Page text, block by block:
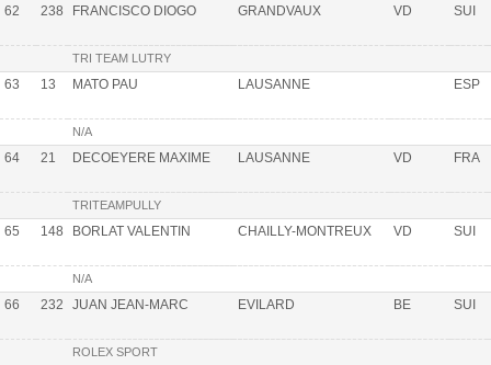
62 238 FRANCISCO DIOGO GRANDVAUX VD SUI
TRI TEAM LUTRY
63 13 MATO PAU LAUSANNE ESP
N/A
64 21 DECOEYERE MAXIME LAUSANNE VD FRA
TRITEAMPULLY
65 148 BORLAT VALENTIN CHAILLY-MONTREUX VD SUI
N/A
66 232 JUAN JEAN-MARC EVILARD BE SUI
ROLEX SPORT